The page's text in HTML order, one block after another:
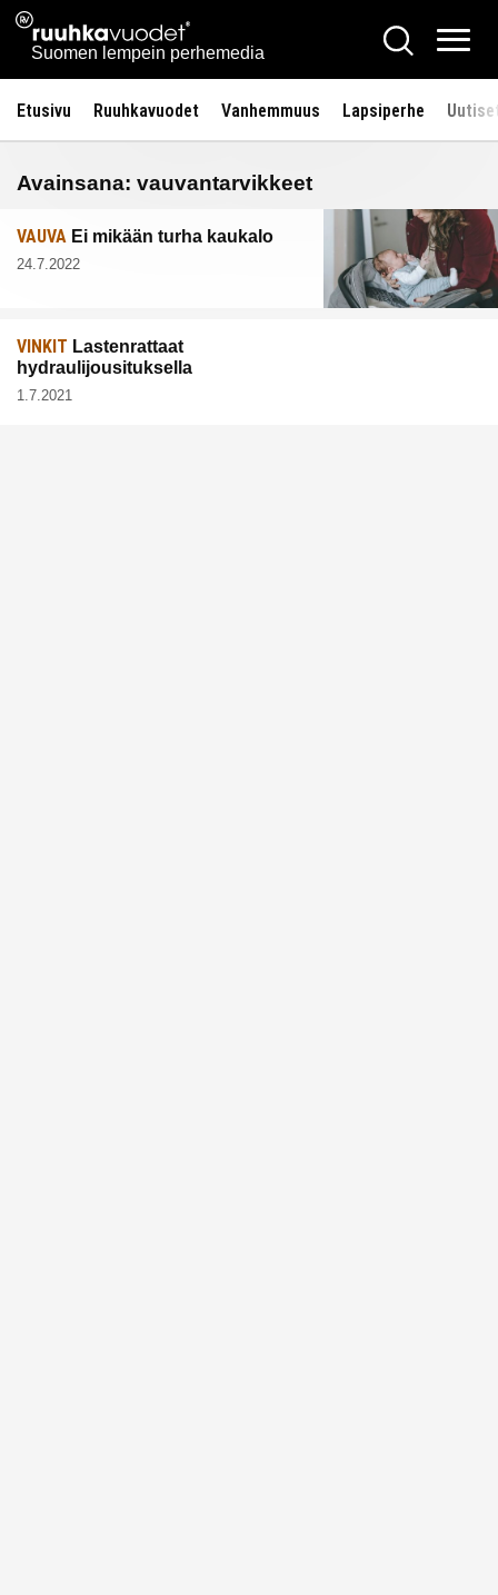
Siirry
sisältöön
Ruuhkavuodet.fi
Suomen lempein perhemedia
Hae
Etusivu Ruuhkavuodet Vanhemmuus Lapsiperhe
Avainsana: vauvantarvikkeet
VAUVA Ei mikään turha kaukalo
24.7.2022
VINKIT Lastenrattaat
hydraulijousituksella
1.7.2021